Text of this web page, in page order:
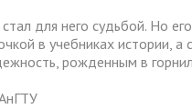
для него судьбой. Но
в учебниках истории, а
рожденным в